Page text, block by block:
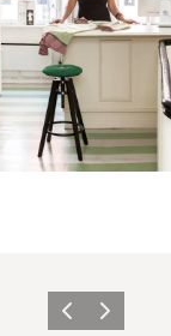
ForrigeNæste